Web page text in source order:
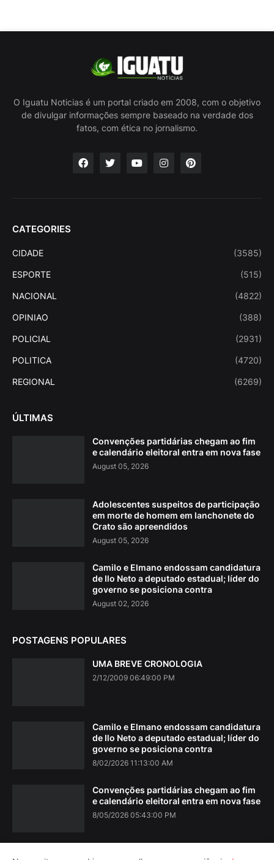
O Iguatu Noticias é um portal criado em 2008, com o objetivo
de divulgar informações sempre baseado na verdade dos
fatos, com ética no jornalismo.
CATEGORIES
CIDADE (3585)
ESPORTE (515)
NACIONAL (4822)
OPINIAO (388)
POLICIAL (2931)
POLITICA (4720)
REGIONAL (6269)
ÚLTIMAS
Convenções partidárias chegam ao fim
e calendário eleitoral entra em nova fase
August 05, 2026
Adolescentes suspeitos de participação
em morte de homem em lanchonete do
Crato são apreendidos
August 05, 2026
Camilo e Elmano endossam candidatura
de Ilo Neto a deputado estadual; líder do
governo se posiciona contra
August 02, 2026
POSTAGENS POPULARES
UMA BREVE CRONOLOGIA
2/12/2009 06:49:00 PM
Camilo e Elmano endossam candidatura
de Ilo Neto a deputado estadual; líder do
governo se posiciona contra
8/02/2026 11:13:00 AM
Convenções partidárias chegam ao fim
e calendário eleitoral entra em nova fase
8/05/2026 05:43:00 PM